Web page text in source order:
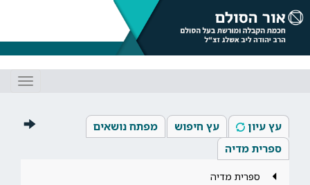
עץ עיון עץ חיפוש
מפתח נושאים
ספרית מדיה
ספרית מדיה